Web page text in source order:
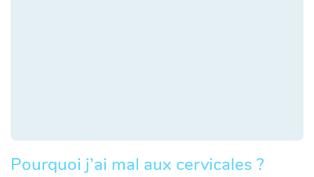
Pourquoi j’ai mal aux cervicales ?